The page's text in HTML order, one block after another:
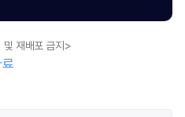
재배포 금지>